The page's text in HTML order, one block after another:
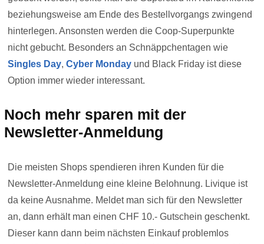
beziehungsweise am Ende des Bestellvorgangs zwingend
hinterlegen. Ansonsten werden die Coop-Superpunkte
nicht gebucht. Besonders an Schnäppchentagen wie
Singles Day, Cyber Monday und Black Friday ist diese
Option immer wieder interessant.
Noch mehr sparen mit der
Newsletter-Anmeldung
Die meisten Shops spendieren ihren Kunden für die
Newsletter-Anmeldung eine kleine Belohnung. Livique ist
da keine Ausnahme. Meldet man sich für den Newsletter
an, dann erhält man einen CHF 10.- Gutschein geschenkt.
Dieser kann dann beim nächsten Einkauf problemlos